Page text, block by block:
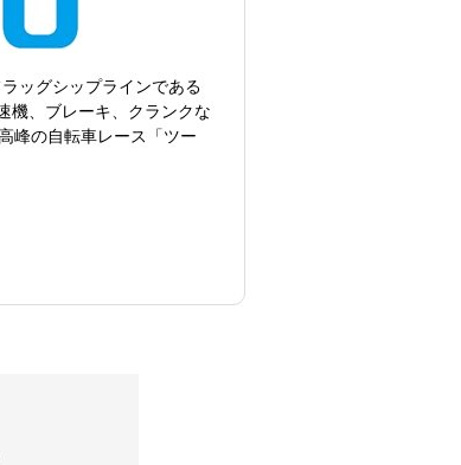
ッグシップラインである
機、ブレーキ、クランクな
峰の自転車レース「ツー